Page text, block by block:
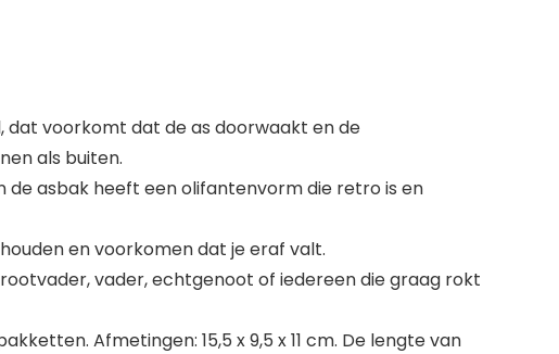
dat voorkomt dat de as doorwaakt en de
als buiten.
de asbak heeft een olifantenvorm die retro is en
en voorkomen dat je eraf valt.
vader, echtgenoot of iedereen die graag rokt
Afmetingen: 15,5 x 9,5 x 11 cm. De lengte van